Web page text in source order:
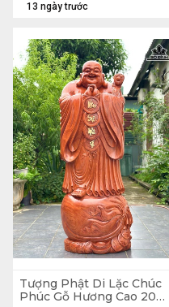
13 ngày trước
Tượng Phật Di Lặc Chúc
Phúc Gỗ Hương Cao 200